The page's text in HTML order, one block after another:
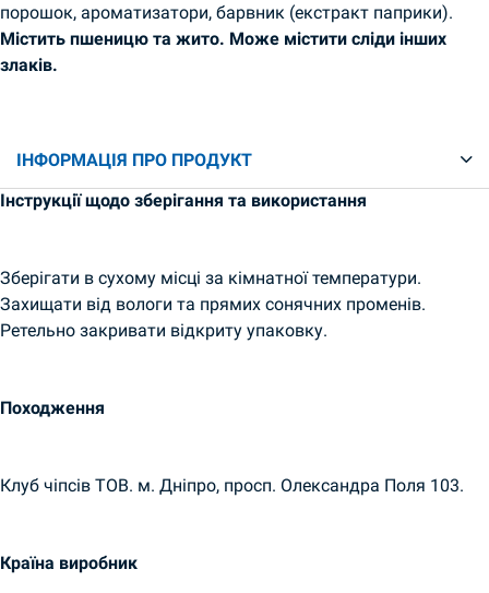
порошок, ароматизатори, барвник (екстракт паприки).
Містить пшеницю та жито. Може містити сліди інших
злаків.
ІНФОРМАЦІЯ ПРО ПРОДУКТ
Інструкції щодо зберігання та використання
Зберігати в сухому місці за кімнатної температури.
Захищати від вологи та прямих сонячних променів.
Ретельно закривати відкриту упаковку.
Походження
Клуб чіпсів ТОВ. м. Дніпро, просп. Олександра Поля 103.
Країна виробник